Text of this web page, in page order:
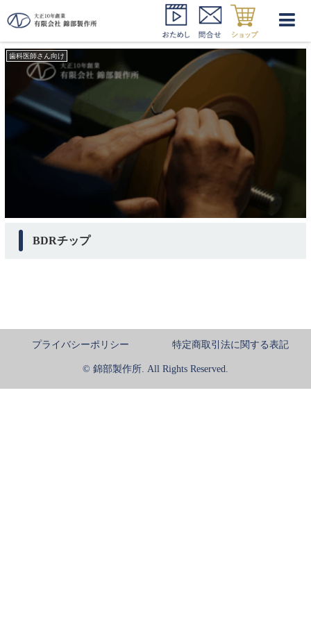
TK1?１L
歯科医師さん向け
BDRチップ
プライバシーポリシー 特定商取引法に関する表記
© 錦部製作所. All Rights Reserved.